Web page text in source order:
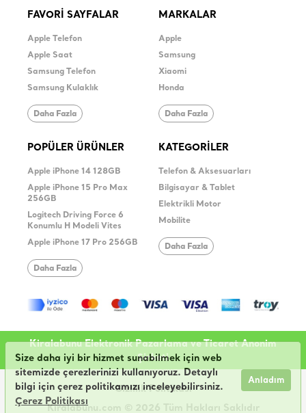
Size daha iyi bir hizmet sunabilmek için web
sitemizde çerezlerinizi kullanıyoruz. Detaylı
bilgi için çerez politikamızı inceleyebilirsiniz.
Çerez Politikası
Anladım
FAVORİ SAYFALAR
Apple Telefon
Apple Saat
Samsung Telefon
Samsung Kulaklık
Daha Fazla
MARKALAR
Apple
Samsung
Xiaomi
Honda
Daha Fazla
POPÜLER ÜRÜNLER
Apple iPhone 14 128GB
Apple iPhone 15 Pro Max
256GB
Logitech Driving Force 6
Konumlu H Modeli Vites
Apple iPhone 17 Pro 256GB
Daha Fazla
KATEGORİLER
Telefon & Aksesuarları
Bilgisayar & Tablet
Elektrikli Motor
Mobilite
Daha Fazla
Kiralabunu Elektronik Pazarlama ve Ticaret Anonim
Şirketi
Gizlilik Politikası
Kiralabunu.com © 2026 Tüm Hakları Saklıdır